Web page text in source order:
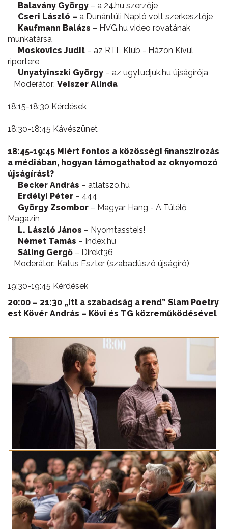
Balavány György – a 24.hu szerzője
Cseri László – a Dunántúli Napló volt szerkesztője
Kaufmann Balázs – HVG.hu video rovatának
munkatársa
Moskovics Judit – az RTL Klub - Házon Kívül
riportere
Unyatyinszki György – az ugytudjuk.hu újságírója
Moderátor: Veiszer Alinda
18:15-18:30 Kérdések
18:30-18:45 Kávészünet
18:45-19:45 Miért fontos a közösségi finanszírozás
a médiában, hogyan támogathatod az oknyomozó
újságírást?
Becker András – atlatszo.hu
Erdélyi Péter – 444
György Zsombor – Magyar Hang - A Túlélő
Magazin
L. László János – Nyomtassteis!
Német Tamás – Index.hu
Sáling Gergő – Direkt36
Moderátor: Katus Eszter (szabadúszó újságíró)
19:30-19:45 Kérdések
20:00 – 21:30 „Itt a szabadság a rend” Slam Poetry
est Kövér András – Kövi és TG közreműködésével